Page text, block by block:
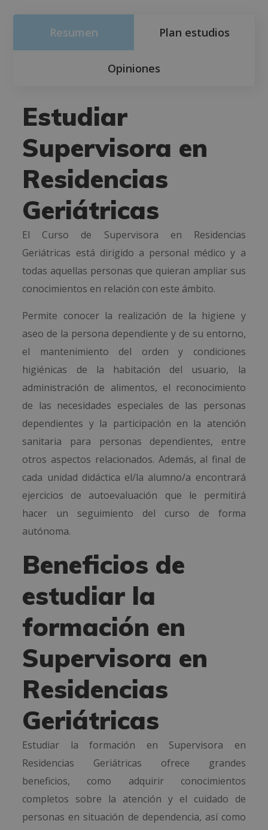
Resumen Plan estudios
Opiniones
Estudiar
Supervisora en
Residencias
Geriátricas
El Curso de Supervisora en Residencias
Geriátricas está dirigido a personal médico y a
todas aquellas personas que quieran ampliar sus
conocimientos en relación con este ámbito.
Permite conocer la realización de la higiene y
aseo de la persona dependiente y de su entorno,
el mantenimiento del orden y condiciones
higiénicas de la habitación del usuario, la
administración de alimentos, el reconocimiento
de las necesidades especiales de las personas
dependientes y la participación en la atención
sanitaria para personas dependientes, entre
otros aspectos relacionados. Además, al final de
cada unidad didáctica el/la alumno/a encontrará
ejercicios de autoevaluación que le permitirá
hacer un seguimiento del curso de forma
autónoma.
Beneficios de
estudiar la
formación en
Supervisora en
Residencias
Geriátricas
Estudiar la formación en Supervisora en
Residencias Geriátricas ofrece grandes
beneficios, como adquirir conocimientos
completos sobre la atención y el cuidado de
personas en situación de dependencia, así como